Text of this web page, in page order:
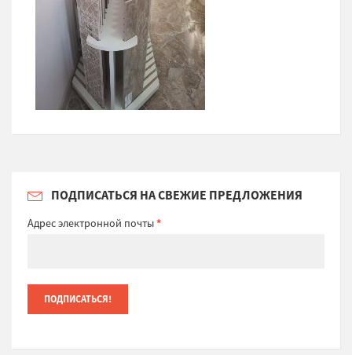
ПОДПИСАТЬСЯ НА СВЕЖИЕ ПРЕДЛОЖЕНИЯ
Адрес электронной почты*